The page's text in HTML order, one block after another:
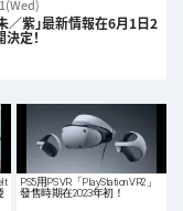
／紫」最新情報在6月1日2
定！
PS5用PS VR「PlayStation VR2」
發售時期在2023年初！